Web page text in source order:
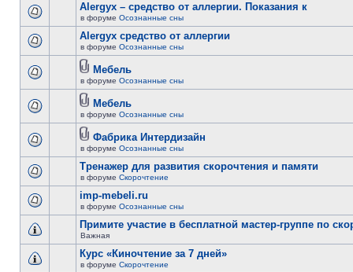
Alergyx – средство от аллергии. Показания к
в форуме Осознанные сны
Alergyx средство от аллергии
в форуме Осознанные сны
Мебель
в форуме Осознанные сны
Мебель
в форуме Осознанные сны
Фабрика Интердизайн
в форуме Осознанные сны
Тренажер для развития скорочтения и памяти
в форуме Скорочтение
imp-mebeli.ru
в форуме Осознанные сны
Примите участие в бесплатной мастер-группе по
Важная
Курс «Киночтение за 7 дней»
в форуме Скорочтение